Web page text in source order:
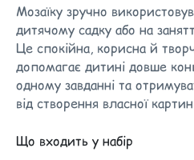
Мозаїку зручно
дитячому садку або на
Це спокійна, корисна й
допомагає дитині довше
одному завданні та
від створення власної
Що входить у набір